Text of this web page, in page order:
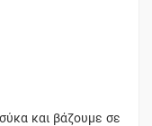
και βάζουμε σε